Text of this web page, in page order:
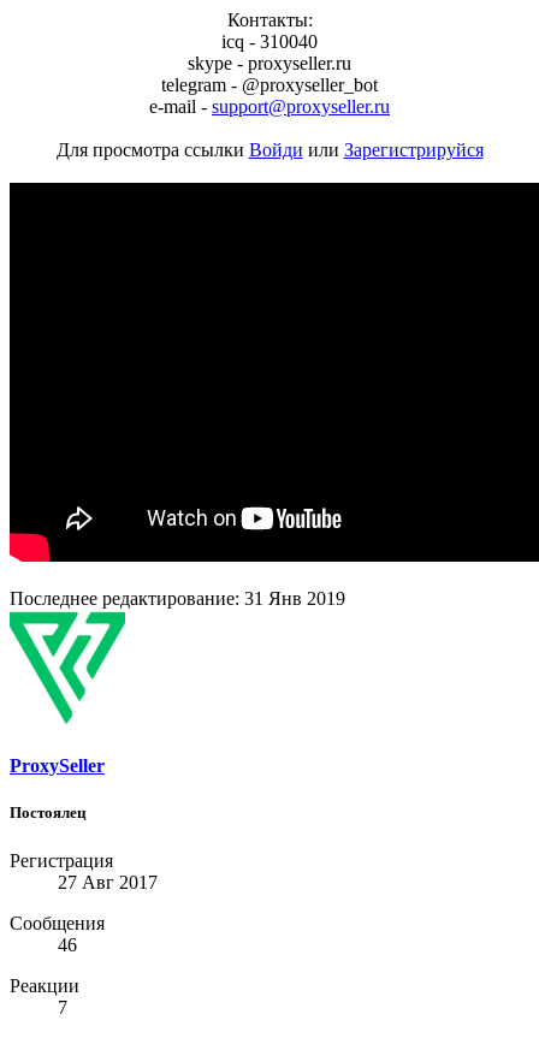
Контакты:
icq - 310040
skype - proxyseller.ru
telegram - @proxyseller_bot
e-mail - support@proxyseller.ru
Для просмотра ссылки Войди или Зарегистрируйся
Последнее редактирование: 31 Янв 2019
ProxySeller
Постоялец
Регистрация
27 Авг 2017
Сообщения
46
Реакции
7